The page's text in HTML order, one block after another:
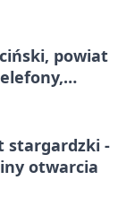
powiat
stargardzki -
otwarcia